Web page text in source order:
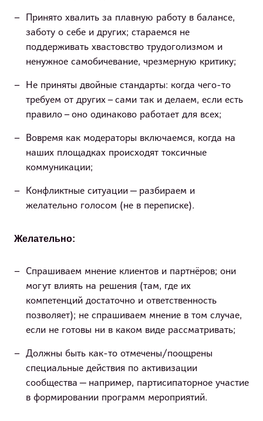
Принято хвалить за плавную работу в балансе,
заботу о себе и других; стараемся не
поддерживать хвастовство трудоголизмом и
ненужное самобичевание, чрезмерную критику;
Не приняты двойные стандарты: когда чего-то
требуем от других – сами так и делаем, если есть
правило – оно одинаково работает для всех;
Вовремя как модераторы включаемся, когда на
наших площадках происходят токсичные
коммуникации;
Конфликтные ситуации — разбираем и
желательно голосом (не в переписке).
Желательно:
Спрашиваем мнение клиентов и партнёров; они
могут влиять на решения (там, где их
компетенций достаточно и ответственность
позволяет); не спрашиваем мнение в том случае,
если не готовы ни в каком виде рассматривать;
Должны быть как-то отмечены/поощрены
специальные действия по активизации
сообщества — например, партисипаторное участие
в формировании программ мероприятий.